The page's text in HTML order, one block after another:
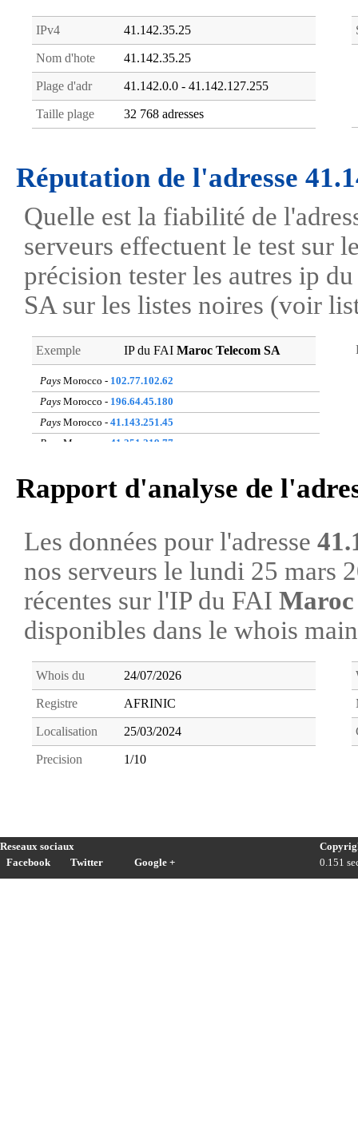
IPv4 41.142.35.25
Nom d'hote 41.142.35.25
Plage d'adr 41.142.0.0 - 41.142.127.255
Taille plage 32 768 adresses
Réputation de l'adresse
Quelle est la fiabilité de
serveurs effectuent le test sur
précision tester les autres ip
SA sur les listes noires (voir
Exemple IP du FAI Maroc Telecom SA
Pays Morocco - 102.77.102.62
Pays Morocco - 196.64.45.180
Pays Morocco - 41.143.251.45
Pays Morocco -
41.251.219.77
PaysMorocco -196.206.87.231
Pays
Morocco -
Pays
Morocco -105.158.216.162
Pays
Morocco -105.154.98.150
Rapport d'analyse de
Les données pour l'adresse
nos serveurs le lundi 25 mars
récentes sur l'IP du FAI Maroc
disponibles dans le whois
Whois du 24/07/2026
Registre AFRINIC
Localisation 25/03/2024
Precision 1/10
Reseaux sociaux
Facebook
Twitter Google +
0.151